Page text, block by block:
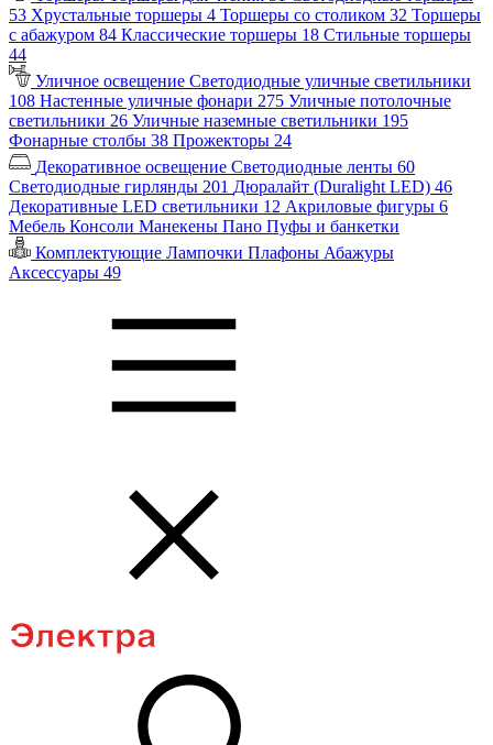
53 Хрустальные торшеры 4 Торшеры со столиком 32 Торшеры
с абажуром 84 Классические торшеры 18 Стильные торшеры
44
Уличное освещение Светодиодные уличные светильники
108 Настенные уличные фонари 275 Уличные потолочные
светильники 26 Уличные наземные светильники 195
Фонарные столбы 38 Прожекторы 24
Декоративное освещение Светодиодные ленты 60
Светодиодные гирлянды 201 Дюралайт (Duralight LED) 46
Декоративные LED светильники 12 Акриловые фигуры 6
Мебель Консоли Манекены Пано Пуфы и банкетки
Комплектующие Лампочки Плафоны Абажуры
Аксессуары 49